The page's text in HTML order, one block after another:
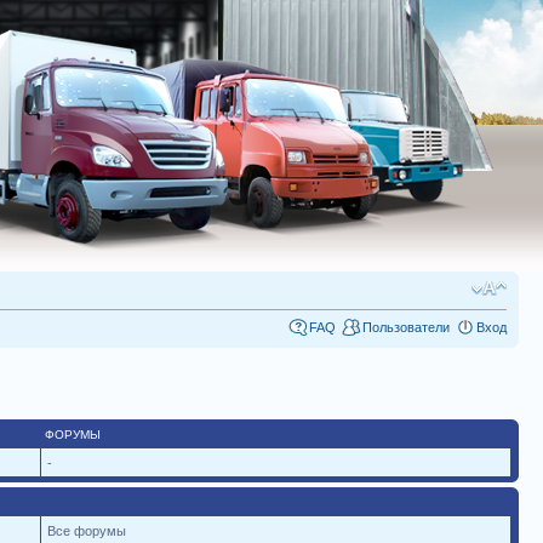
FAQ Пользователи Вход
ФОРУМЫ
-
Все форумы